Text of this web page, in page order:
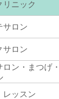
リニック
サロン
サロン
ロン・まつげ・
レッスン